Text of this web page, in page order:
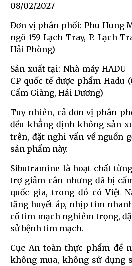
08/02/2027
Đơn vị phân phối: Phu Hung
ngõ 159 Lạch Tray, P. Lạch
Hải Phòng)
Sản xuất tại: Nhà máy
CP quốc tế dược phẩm Hadu
Cẩm Giàng, Hải Dương)
Tuy nhiên, cả đơn vị phân
đều khẳng định không sản
trên, đặt nghi vấn về nguồn
sản phẩm này.
Sibutramine là hoạt chất
trợ giảm cân nhưng đã bị
quốc gia, trong đó có Việt
tăng huyết áp, nhịp tim
cố tim mạch nghiêm trọng,
sử bệnh tim mạch.
Cục An toàn thực phẩm đề
không mua, không sử dụng